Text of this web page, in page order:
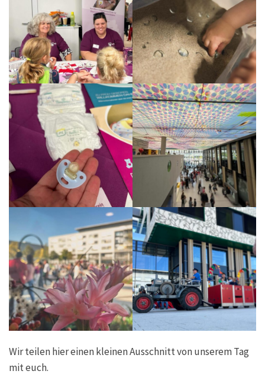
Wir teilen hier einen kleinen Ausschnitt von unserem Tag
mit euch.